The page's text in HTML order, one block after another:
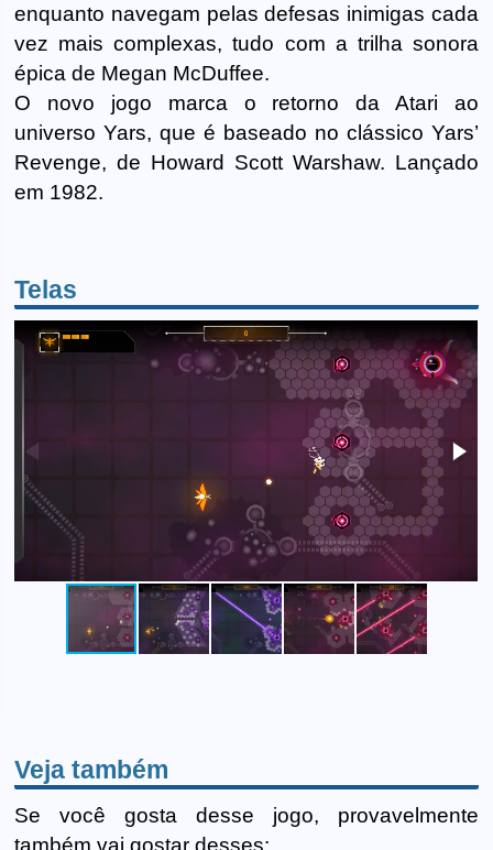
enquanto navegam pelas defesas inimigas cada
vez mais complexas, tudo com a trilha sonora
épica de Megan McDuffee.
O novo jogo marca o retorno da Atari ao
universo Yars, que é baseado no clássico Yars’
Revenge, de Howard Scott Warshaw. Lançado
em 1982.
Telas
Veja também
Se você gosta desse jogo, provavelmente
também vai gostar desses: